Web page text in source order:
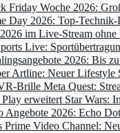
Friday Woche 2026:
Day 2026: Top-
im Live-Stream ohne
Live:
2026: Bis
Artline: Neuer Lifestyle
Brille Meta Quest:
erweitert Star Wars:
Angebote 2026: Echo
Video Channel: